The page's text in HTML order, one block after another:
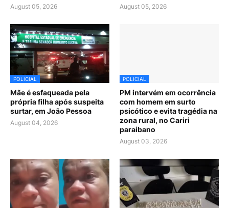
August 05, 2026 August 05, 2026
POLICIAL
Mãe é esfaqueada pela
própria filha após suspeita
surtar, em João Pessoa
August 04, 2026
POLICIAL
PM intervém em ocorrência
com homem em surto
psicótico e evita tragédia na
zona rural, no Cariri
paraibano
August 03, 2026